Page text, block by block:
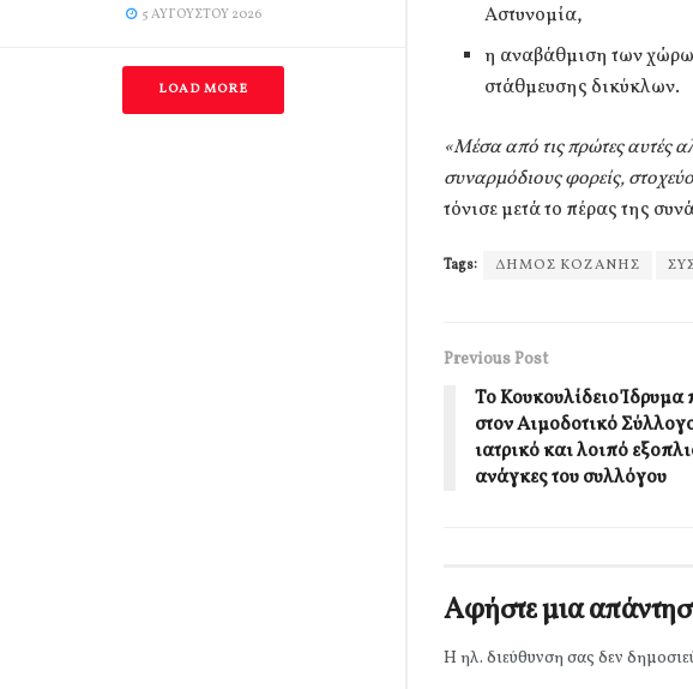
5 ΑΥΓΟΎΣΤΟΥ 2026
LOAD MORE
Αστυνομία,
η αναβάθμιση των
στάθμευσης δικύκλων.
«Μέσα από τις πρώτες αυτές
συναρμόδιους φορείς,
τόνισε μετά το πέρας της
Tags: ΔΗΜΟΣ ΚΟΖΑΝΗΣ
Previous Post
Το Κουκουλίδειο
στον Αιμοδοτικό
ιατρικό και λοιπό
ανάγκες του συλλόγου
Αφήστε μια
Η ηλ. διεύθυνση σας δεν